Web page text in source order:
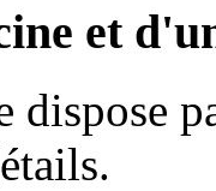
et
dispose